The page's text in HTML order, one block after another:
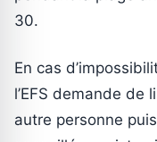
30.
En cas
l’EFS demande de
autre personne